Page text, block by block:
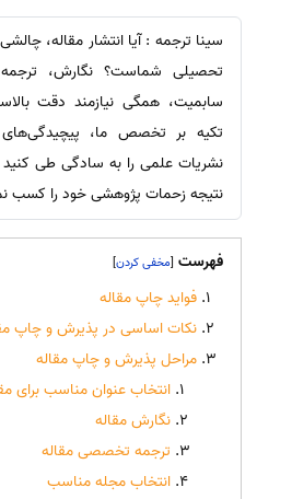
سینا ترجمه : آیا انتشار مقاله،
تحصیلی شماست؟ نگارش،
سابمیت، همگی نیازمند دقت
تکیه بر تخصص ما،
نشریات علمی را به سادگی طی کنید
نتیجه زحمات پژوهشی خود را کسب
فهرست [
]
فواید چاپ مقاله
نکات اساسی در پذیرش و چاپ
مراحل پذیرش و چاپ مقاله
انتخاب عنوان مناسب برای
نگارش مقاله
ترجمه تخصصی مقاله
انتخاب مجله مناسب